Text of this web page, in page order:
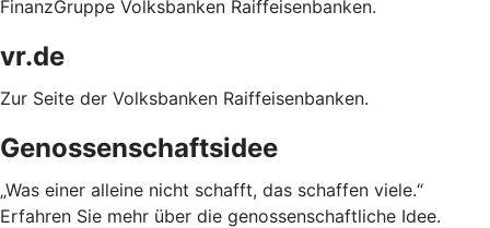
FinanzGruppe Volksbanken Raiffeisenbanken.
vr.de
Zur Seite der Volksbanken Raiffeisenbanken.
Genossenschaftsidee
„Was einer alleine nicht schafft, das schaffen viele.“
Erfahren Sie mehr über die genossenschaftliche Idee.